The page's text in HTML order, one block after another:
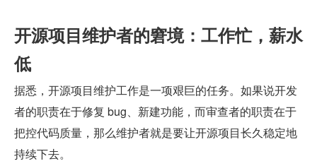
开源项目维护者的窘境：工作忙，薪水
低
据悉，开源项目维护工作是一项艰巨的任务。如果说开发
者的职责在于修复 bug、新建功能，而审查者的职责在于
把控代码质量，那么维护者就是要让开源项目长久稳定地
持续下去。